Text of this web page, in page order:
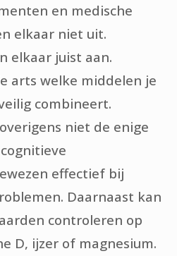
en medische
elkaar niet uit.
elkaar juist aan.
arts welke middelen je
combineert.
niet de enige
effectief bij
Daarnaast kan
controleren op
D, ijzer of magnesium.